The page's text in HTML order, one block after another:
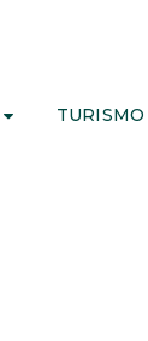
TURISMO